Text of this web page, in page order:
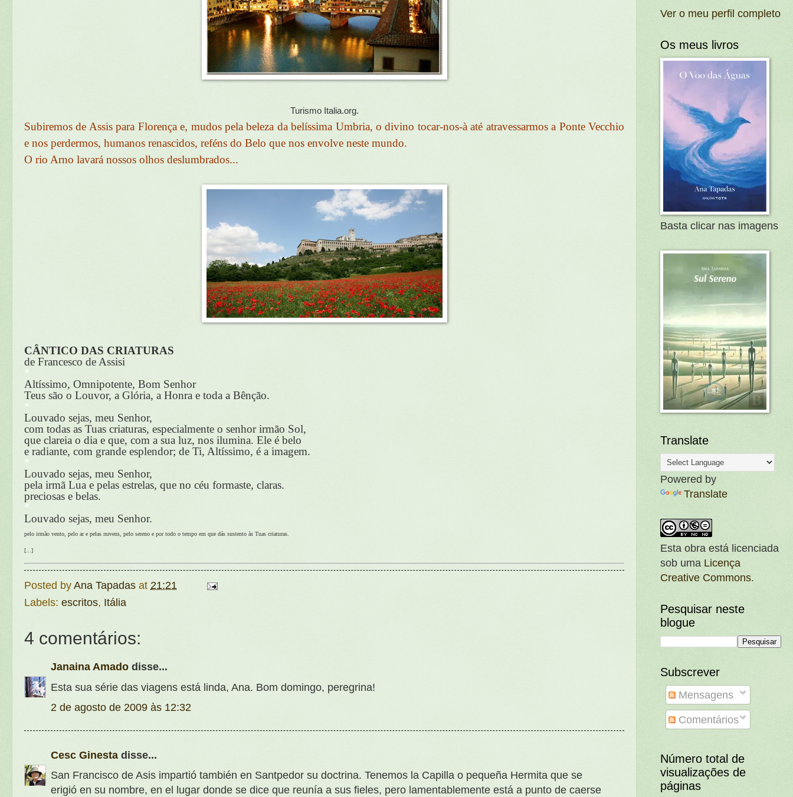
Turismo Italia.org.
Subiremos de Assis para Florença e, mudos pela beleza da belíssima Umbria, o divino tocar-nos-à até atravessarmos a Ponte Vecchio
e nos perdermos, humanos renascidos, reféns do Belo que nos envolve neste mundo.
O rio Arno lavará nossos olhos deslumbrados...
CÂNTICO DAS CRIATURAS
de Francesco de Assisi
*
Altíssimo, Omnipotente, Bom Senhor
Teus são o Louvor, a Glória, a Honra e toda a Bênção.
*
Louvado sejas, meu Senhor,
com todas as Tuas criaturas, especialmente o senhor irmão Sol,
que clareia o dia e que, com a sua luz, nos ilumina. Ele é belo
e radiante, com grande esplendor; de Ti, Altíssimo, é a imagem.
*
Louvado sejas, meu Senhor,
pela irmã Lua e pelas estrelas, que no céu formaste, claras.
preciosas e belas.
*
Louvado sejas, meu Senhor.
pelo irmão vento, pelo ar e pelas nuvens, pelo sereno e por todo o tempo em que dás sustento às Tuas criaturas.
[...]
Posted byAna Tapadas at 21:21
Labels: escritos, Itália
4 comentários:
Janaina Amado disse...
Esta sua série das viagens está linda, Ana. Bom domingo, peregrina!
2 de agosto de 2009 às 12:32
Cesc Ginestadisse...
San Francisco de Asis impartió también en Santpedor su doctrina. Tenemos la Capilla o pequeña Hermita que se
erigió en su nombre, en el lugar donde se dice que reunía a sus fieles, pero lamentablemente está a punto de caerse
Ver o meu perfil completo
Os meus livros
Basta clicar nas imagens
Translate
Powered by
Translate
Esta obra está licenciada
sob uma Licença
Creative Commons.
Pesquisar neste
blogue
Subscrever
Mensagens
Comentários
Número total de
visualizações de
páginas